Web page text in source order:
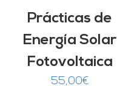
Prácticas de
Energía Solar
Fotovoltaica
55,00€